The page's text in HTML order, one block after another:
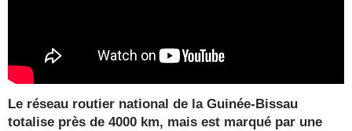
Le réseau routier national de la Guinée-Bissau
totalise près de 4000 km, mais est marqué par une